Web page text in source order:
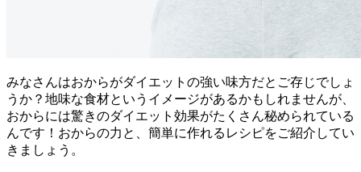
みなさんはおからがダイエットの強い味方だとご存じでしょ
うか？地味な食材というイメージがあるかもしれませんが、
おからには驚きのダイエット効果がたくさん秘められている
んです！おからの力と、簡単に作れるレシピをご紹介してい
きましょう。